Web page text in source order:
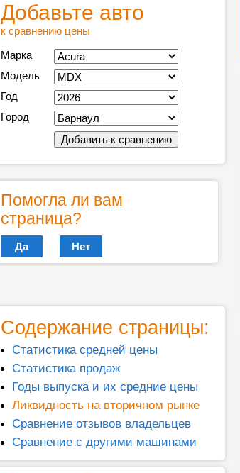
Добавьте авто
к сравнению цены
Марка
Модель
Год
Город
Помогла ли вам
страница?
Да Нет
Содержание страницы:
Статистика средней цены
Статистика продаж
Годы выпуска и их средние цены
Ликвидность на вторичном рынке
Сравнение отзывов владельцев
Сравнение с другими машинами